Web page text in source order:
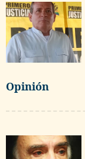
Opinión